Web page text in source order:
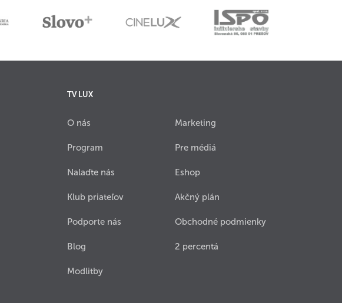
TV LUX
O nás
Program
Nalaďte nás
Klub priateľov
Podporte nás
Blog
Modlitby
Marketing
Pre médiá
Eshop
Akčný plán
Obchodné podmienky
2 percentá